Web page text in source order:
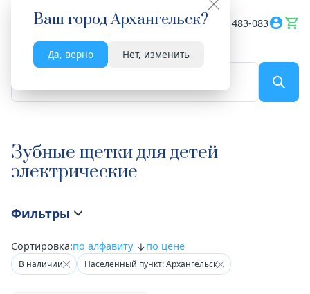
Ваш городАрхангельск?
Да, верно Нет, изменить
Весь сайт 8182 483-083
Зубные щетки для детей
электрические
Фильтры
Сортировка:по алфавиту по цене
В наличии Населенный пункт: Архангельск